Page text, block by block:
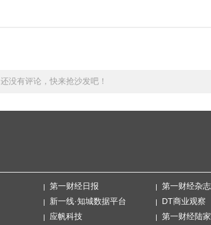
还没有评论，快来抢沙发吧！
第一财经日报 第一财经杂
新一线·知城数据平台 DT商业观察
应帆科技 第一财经陆